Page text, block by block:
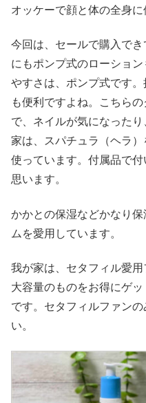
オッケーで顔と体の全身に
今回は、セールで購入で
にもポンプ式のローショ
やすさは、ポンプ式です
も便利ですよね。こちら
で、ネイルが気になった
家は、スパチュラ（ヘラ
使っています。付属品で
思います。
かかとの保湿などかなり
ムを愛用しています。
我が家は、セタフィル愛
大容量のものをお得にゲ
です。セタフィルファン
い。